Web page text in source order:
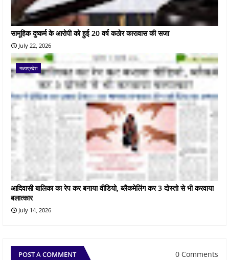
सामूहिक दुष्कर्म के आरोपी को हुई 20 वर्ष कठोर कारावास की सजा
July 22, 2026
मध्यप्रदेश
आदिवासी बालिका का रेप कर बनाया वीडियो, ब्लैकमेलिंग कर 3 दोस्तो से भी करवाया
बलात्कार
July 14, 2026
POST A COMMENT 0 Comments